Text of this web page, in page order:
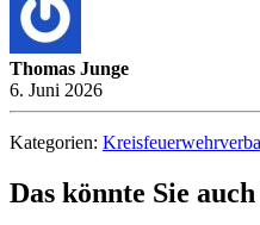
Thomas Junge
6. Juni 2026
Kategorien:
Das könnte Sie